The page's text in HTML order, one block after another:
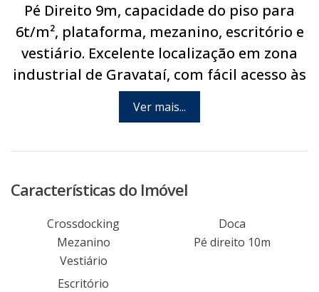
Pé Direito 9m, capacidade do piso para
6t/m², plataforma, mezanino, escritório e
vestiário. Excelente localização em zona
industrial de Gravataí, com fácil acesso às
principais rodovias do município, às
cidades da região metropolitana e Porto
linha de ônibus e linha telefônica. Agende
consultores. Previsão de conclusão em
Ver mais...
Características do Imóvel
Crossdocking
Doca
Mezanino
Pé direito 10m
Vestiário
Escritório